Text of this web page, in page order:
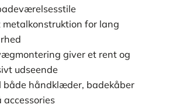
metal­konstruktion for lang
giver et rent og
udseende
både håndklæder, badekåber
accessories